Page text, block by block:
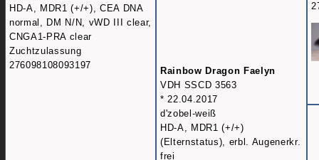
HD-A, MDR1 (+/+), CEA DNA
normal, DM N/N, vWD III clear,
CNGA1-PRA clear
Zuchtzulassung
276098108093197
Rainbow Dragon Faelyn
VDH SSCD 3563
* 22.04.2017
d'zobel-weiß
HD-A, MDR1 (+/+)
(Elternstatus), erbl. Augenerkr.
frei